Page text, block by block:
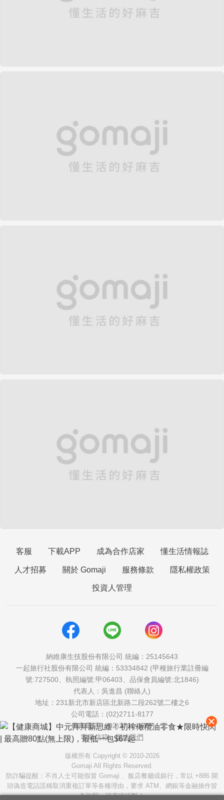
客服 下載APP 成為合作店家 懂生活情報誌
人才招募 關於 Gomaji 服務條款 隱私權政策
投資人管理
納維康生技股份有限公司 統編：25145643
一起旅行社股份有限公司 統編：53334842 (甲種旅行業註冊編
號:727500、執照編號:甲06403、品保會員編號:北1846)
代表人：吳進昌 (聯絡人)
地址：231新北市新店區北新路二段262號二樓之6
公司電話：(02)2711-8177
傳真電話：(02)2711-1757
客服信箱：聯絡我們
版權所有 Copyright © 2010-2026
Gomaji All Rights Reserved.
防詐騙提醒：不肖人士可能假冒 Gomaji 、飯店餐廳或銀行，常以 +886 開
頭偽造電話謊稱取消重複訂單等各種理由，要求 ATM、網銀等金融操作皆
為詐騙，請直接掛斷！